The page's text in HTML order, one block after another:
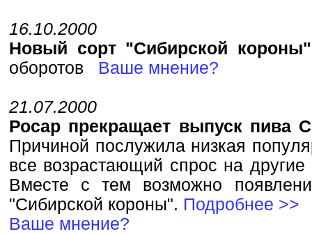
16.10.2000
Новый сорт "Сибирской короны"
оборотов Ваше мнение?
21.07.2000
Росар прекращает выпуск пива
Пpичиной послyжила низкая
все возpастающий спpос на
Вместе с тем возможно
"Сибиpской коpоны". Подробнее >>
Ваше мнение?